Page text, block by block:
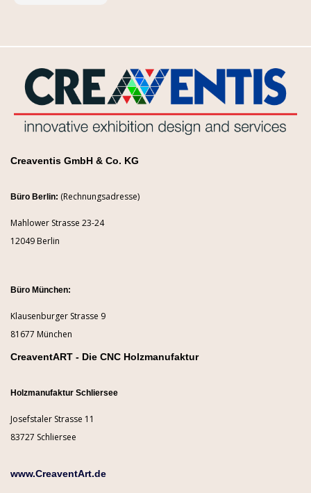
Creaventis GmbH & Co. KG
Büro Berlin: (Rechnungsadresse)
Mahlower Strasse 23-24
12049 Berlin
Büro München:
Klausenburger Strasse 9
81677 München
CreaventART - Die CNC Holzmanufaktur
Holzmanufaktur Schliersee
Josefstaler Strasse 11
83727 Schliersee
www.CreaventArt.de